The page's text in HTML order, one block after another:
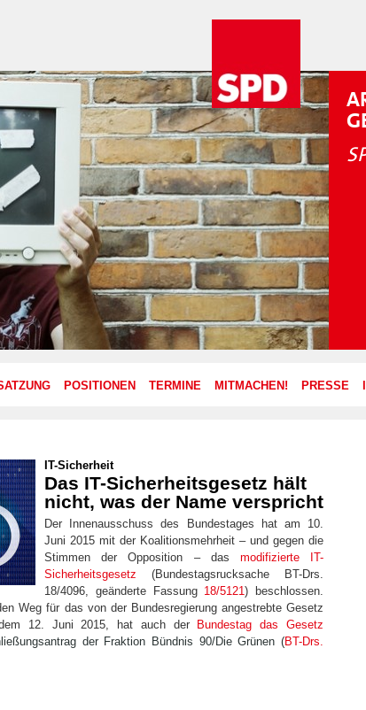
POSITIONEN TERMINE MITMACHEN! PRESSE
IT-Sicherheit
Das IT-Sicherheitsgesetz hält
nicht, was der Name verspricht
Der Innenausschuss des Bundestages hat am 10.
Juni 2015 mit der Koalitionsmehrheit – und gegen die
Stimmen der Opposition – das modifizierte IT-
Sicherheitsgesetz (Bundestagsrucksache BT-Drs.
18/4096, geänderte Fassung 18/5121) beschlossen.
Weg für das von der Bundesregierung angestrebte Gesetz
12. Juni 2015, hat auch der Bundestag das Gesetz
der Fraktion Bündnis 90/Die Grünen (BT-Drs.